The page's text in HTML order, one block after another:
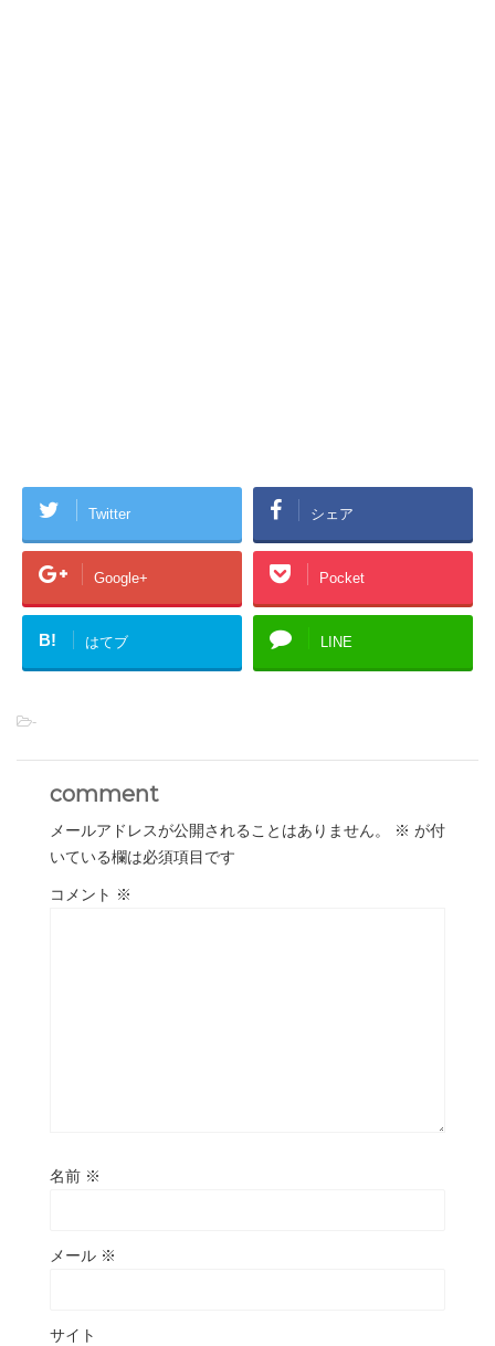
Twitter シェア
Google+ Pocket
B! はてブ LINE
-
comment
メールアドレスが公開されることはありません。 ※ が付
いている欄は必須項目です
コメント ※
名前 ※
メール ※
サイト